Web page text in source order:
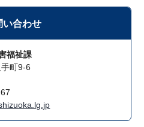
い合わせ
福祉課
町9-6